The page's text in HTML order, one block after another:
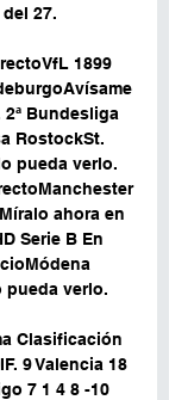
27.
1899
Bundesliga
RostockSt.
pueda verlo.
ahora en
Serie B En
pueda verlo.
Clasificación
9 Valencia 18
7 1 4 8 -10